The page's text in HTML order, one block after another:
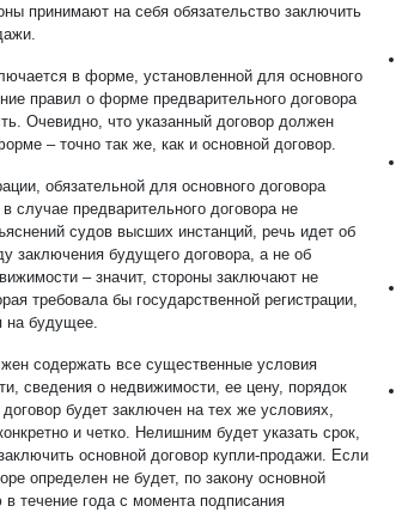
принимают на себя обязательство заключить
в форме, установленной для основного
правил о форме предварительного договора
Очевидно, что указанный договор должен
– точно так же, как и основной договор.
обязательной для основного договора
случае предварительного договора не
судов высших инстанций, речь идет об
заключения будущего договора, а не об
– значит, стороны заключают не
требовала бы государственной регистрации,
на будущее.
содержать все существенные условия
сведения о недвижимости, ее цену, порядок
будет заключен на тех же условиях,
и четко. Нелишним будет указать срок,
основной договор купли-продажи. Если
определен не будет, по закону основной
течение года с момента подписания